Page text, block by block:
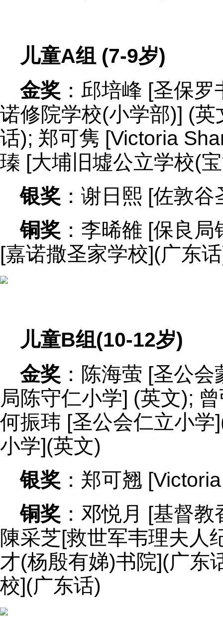
儿童A组 (7-9岁)
金奖 ：邱培峰 [圣保
诺修院学校(小学部)] (
话); 郑可隽 [Victoria
瑧 [大埔旧墟公立学校(
银奖 ：谢日熙 [佐敦
铜奖 ：李晞雒 [保良
[嘉诺撒圣家学校](广东
儿童B组(10-12岁)
金奖 ：陈海萤 [圣公
局陈守仁小学] (英文);
何振玮 [圣公会仁立小
小学](英文)
银奖 ：郑可翘
铜奖 ：邓悦月 [基督
陳采芝[救世军韦理夫人
才(杨殷有娣)书院](广东
校](广东话)